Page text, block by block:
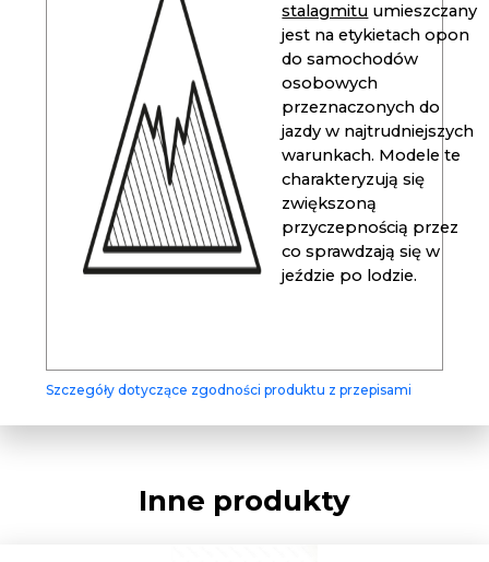
stalagmitu umieszczany
jest na etykietach opon
do samochodów
osobowych
przeznaczonych do
jazdy w najtrudniejszych
warunkach. Modele te
charakteryzują się
zwiększoną
przyczepnością przez
co sprawdzają się w
jeździe po lodzie.
Szczegóły dotyczące zgodności produktu z przepisami
Inne produkty